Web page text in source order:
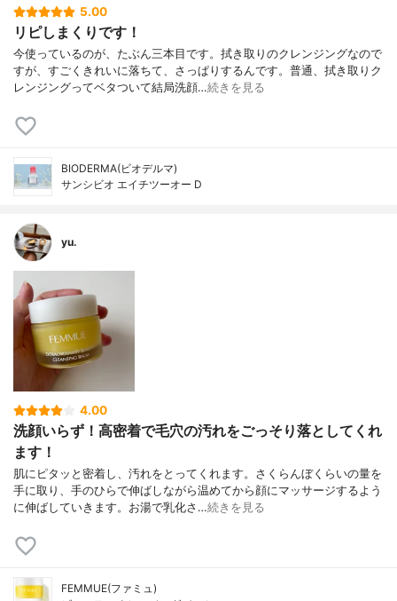
5.00
リピしまくりです！
今使っているのが、たぶん三本目です。拭き取りのクレンジングなので
すが、すごくきれいに落ちて、さっぱりするんです。普通、拭き取りク
レンジングってベタついて結局洗顔…続きを見る
BIODERMA(ビオデルマ)
サンシビオ エイチツーオー D
yu.
4.00
洗顔いらず！高密着で毛穴の汚れをごっそり落としてくれ
ます！
肌にピタッと密着し、汚れをとってくれます。さくらんぼくらいの量を
手に取り、手のひらで伸ばしながら温めてから顔にマッサージするよう
に伸ばしていきます。お湯で乳化さ…続きを見る
FEMMUE(ファミュ)